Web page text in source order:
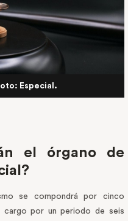
Especial.
el órgano de
se compondrá por cinco
cargo por un periodo de seis